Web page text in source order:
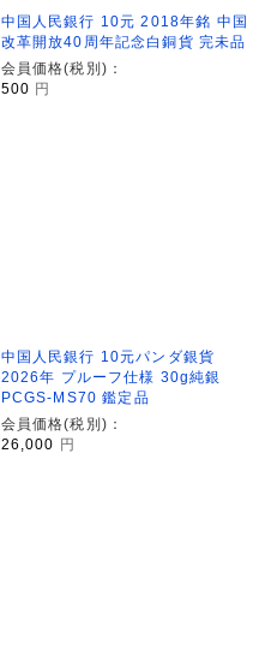
中国人民銀行 10元 2018年銘 中国
改革開放40周年記念白銅貨 完未品
会員価格(税別)：
500 円
中国人民銀行 10元パンダ銀貨
2026年 プルーフ仕様 30g純銀
PCGS-MS70 鑑定品
会員価格(税別)：
26,000
円